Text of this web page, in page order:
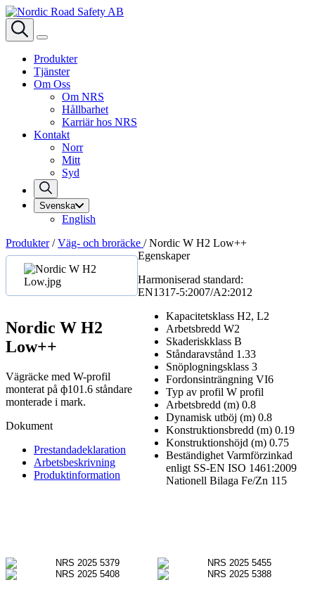
Produkter
Tjänster
Om Oss
Om NRS
Hållbarhet
Karriär hos NRS
Kontakt
Norr
Mitt
Syd
Svenska
English
Produkter /Väg- och broräcke /Nordic W H2 Low++
Nordic W H2
Low++
Vägräcke med W-profil
monterat på ф101.6 ståndare
monterade i mark.
Dokument
Prestandadeklaration
Arbetsbeskrivning
Produktinformation
Egenskaper
Harmoniserad standard:
EN1317‑5:2007/A2:2012
Kapacitetsklass H2, L2
Arbetsbredd W2
Skaderiskklass B
Ståndaravstånd 1.33
Snöplogningsklass 3
Fordonsinträngning VI6
Typ av profil W profil
Arbetsbredd (m) 0.8
Dynamisk utböj (m) 0.8
Konstruktionsbredd (m) 0.19
Konstruktionshöjd (m) 0.75
Beständighet Varmförzinkad
enligt SS-EN ISO 1461:2009
Nationell Bilaga Fe/Zn 115